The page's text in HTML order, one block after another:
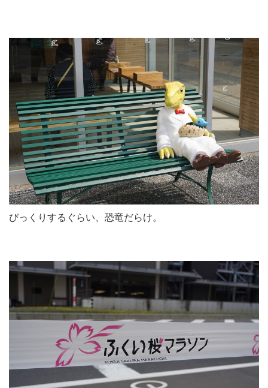
びっくりするぐらい、恐竜だらけ。